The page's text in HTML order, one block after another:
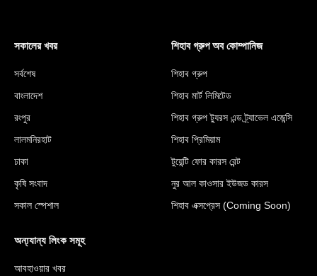
সকালের খবর
সর্বশেষ
বাংলাদেশ
রংপুর
লালমনিরহাট
ঢাকা
কৃষি সংবাদ
সকাল স্পেশাল
শিহাব গ্রুপ অব কোম্পানিজ
শিহাব গ্রুপ
শিহাব মার্ট লিমিটেড
শিহাব গ্রুপ ট্যুরস এন্ড ট্র্যাভেল এজেন্সি
শিহাব প্রিমিয়াম
টুয়েন্টি ফোর কারস রেন্ট
নুর আল কাওসার ইউজড কারস
শিহাব এক্সপ্রেস (Coming Soon)
অন্য্যান্য লিংক সমূহ
আবহাওয়ার খবর